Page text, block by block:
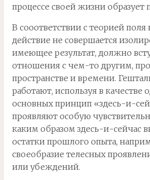
процессе своей жизни образует
В сооответствии с теорией поля
действие не совершается
имеющее результат, должно
отношения с чем-то другим,
пространстве и времени.
работают, используя в качестве
основных принцип «здесь-и-
проявляют особую
каким образом здесь-и-сейчас
остатки прошлого опыта,
своеобразие телесных
или убеждений.